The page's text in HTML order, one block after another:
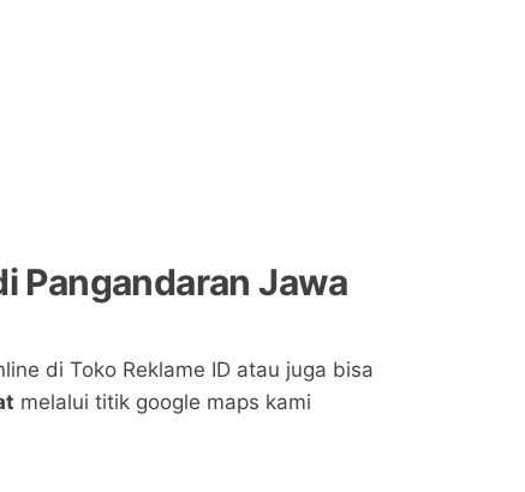
Pangandaran Jawa
di Toko Reklame ID atau juga bisa
melalui titik google maps kami